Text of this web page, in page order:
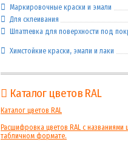
Маркировочные краски и эмали
Для склеивания
Шпатлевка для поверхности под
Химстойкие краски, эмали и лаки
Каталог цветов RAL
Каталог цветов RAL
Расшифровка цветов RAL с названиями
табличном формате.